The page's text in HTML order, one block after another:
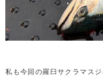
私も今回の羅臼サクラマス